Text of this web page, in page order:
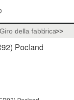
Giro della fabbrica>>
Pocland